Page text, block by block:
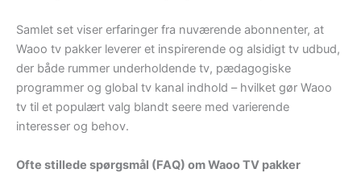
Samlet set viser erfaringer fra nuværende abonnenter, at
Waoo tv pakker leverer et inspirerende og alsidigt tv udbud,
der både rummer underholdende tv, pædagogiske
programmer og global tv kanal indhold – hvilket gør Waoo
tv til et populært valg blandt seere med varierende
interesser og behov.
Ofte stillede spørgsmål (FAQ) om Waoo TV pakker